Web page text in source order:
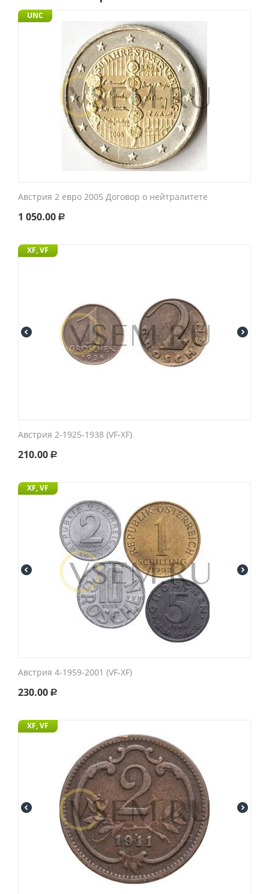
UNC
Австрия 2 евро 2005 Договор о нейтралитете
1 050.00 Р
XF, VF
Австрия 2-1925-1938 (VF-XF)
210.00 Р
XF, VF
Австрия 4-1959-2001 (VF-XF)
230.00 Р
XF, VF